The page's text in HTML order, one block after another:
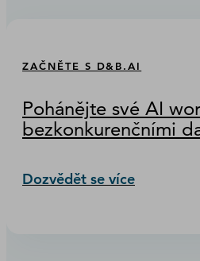
ZAČNĚTE S D&B.AI
Pohánějte své AI
bezkonkurenčními
Dozvědět se více